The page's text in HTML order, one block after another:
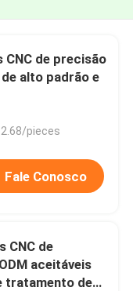
CNC de precisão
alto padrão e
pieces
Fale Conosco
CNC de
aceitáveis
tratamento de